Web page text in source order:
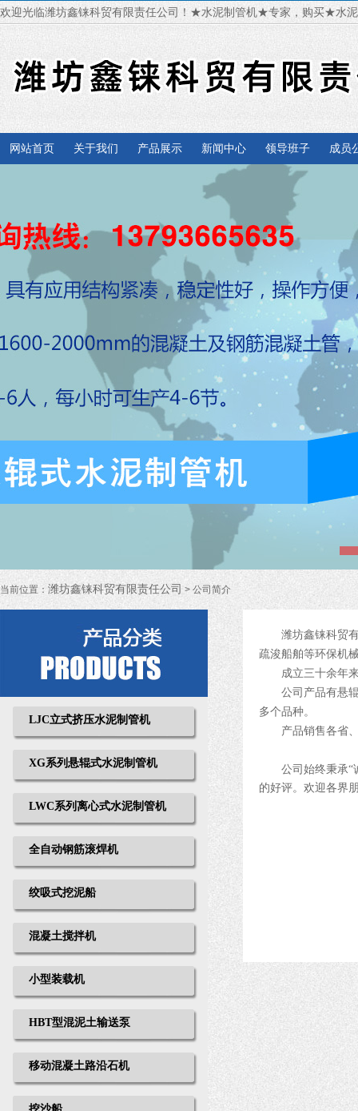
欢迎光临潍坊鑫铼科贸有限责任公司！★水泥制管机★专家，购买★
网站首页 关于我们 产品展示 新闻中心 领导班子 成员
当前位置： 潍坊鑫铼科贸有限责任公司 > 公司简介
LJC立式挤压水泥制管机
XG系列悬辊式水泥制管机
LWC系列离心式水泥制管机
全自动钢筋滚焊机
绞吸式挖泥船
混凝土搅拌机
小型装载机
HBT型混泥土输送泵
移动混凝土路沿石机
潍坊鑫铼科贸有
疏浚船舶等环保机
成立三十余年来
公司产品有悬辊
多个品种。
产品销售各省、
公司始终秉承“诚
的好评。欢迎各界